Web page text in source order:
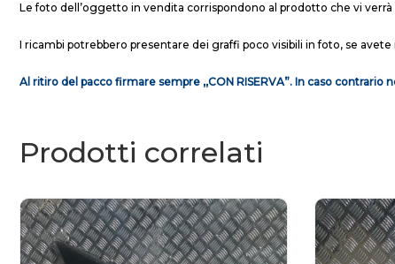
Le foto dell’oggetto in vendita corrispondono al prodotto che vi verrà
I ricambi potrebbero presentare dei graffi poco visibili in foto, se
Al ritiro del pacco firmare sempre ,,CON RISERVA”. In caso
Prodotti correlati